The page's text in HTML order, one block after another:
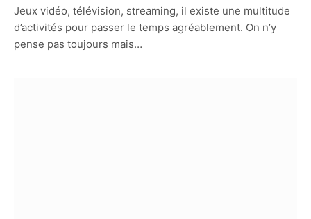
Jeux vidéo, télévision, streaming, il existe une multitude
d’activités pour passer le temps agréablement. On n’y
pense pas toujours mais…